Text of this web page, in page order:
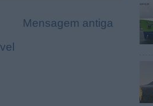
Mensagem antiga